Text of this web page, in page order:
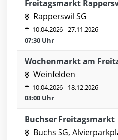
Freitagsmarkt
Rapperswil SG
10.04.2026 - 27.11.2026
07:30 Uhr
Wochenmarkt am
Weinfelden
10.04.2026 - 18.12.2026
08:00 Uhr
Buchser Freitagsmarkt
Buchs SG,